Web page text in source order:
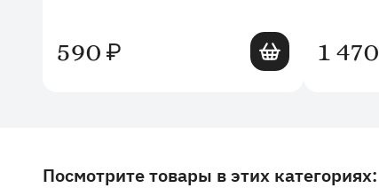
590 ₽ Добавить в корзину
1 470
Другие товары и категории на сайте
Посмотрите товары в этих категориях: